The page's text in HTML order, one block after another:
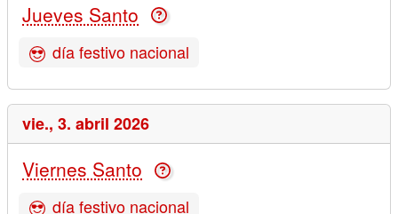
Jueves Santo
día festivo nacional
vie., 3. abril 2026
Viernes Santo
día festivo nacional